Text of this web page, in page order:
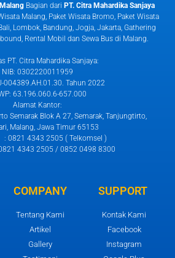
Bagian dari PT. Citra Mahardika Sanjaya
Malang, Paket Wisata Bromo, Paket Wisata
Lombok, Bandung, Jogja, Jakarta, Gathering
Rental Mobil dan Sewa Bus di Malang.
PT. Citra Mahardika Sanjaya:
NIB: 0302220011959
004389.AH.01.30. Tahun 2022
63.196.060.6-657.000
Alamat Kantor:
Semarak Blok A 27, Semarak, Tanjungtirto,
Malang, Jawa Timur 65153
0821 4343 2505 ( Telkomsel )
4343 2505 / 0852 0498 8300
COMPANY
Tentang Kami
Artikel
Gallery
SUPPORT
Kontak Kami
Facebook
Instagram